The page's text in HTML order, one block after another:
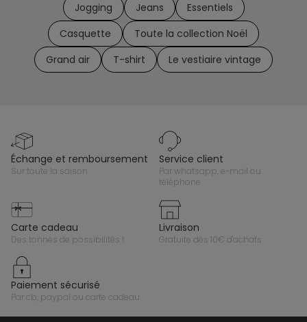
Jogging
Jeans
Essentiels
Casquette
Toute la collection Noël
Grand air
T-shirt Le vestiaire vintage
échange et remboursement
sur toute la saison
service client
par whatsapp, e-mail ou
téléphone
carte cadeau
des tonnes de possibilités !
livraison
gratuite dès 10€ d'achats
paiement sécurisé
par cb, paypal ou carte cadeau